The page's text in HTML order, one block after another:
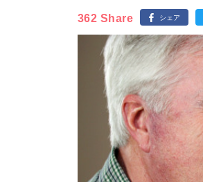
362 Share